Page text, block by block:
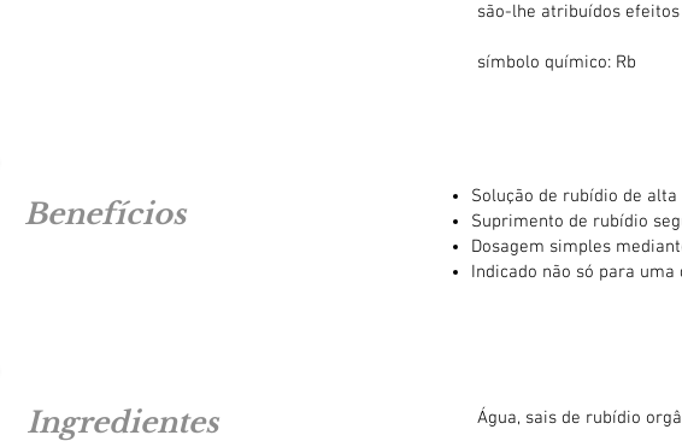
são-lhe atribuídos
símbolo químico: Rb
Benefícios
Solução de rubídio de
Suprimento de rubídio
Dosagem simples
Indicado não só para
Ingredientes Água, sais de rubídio